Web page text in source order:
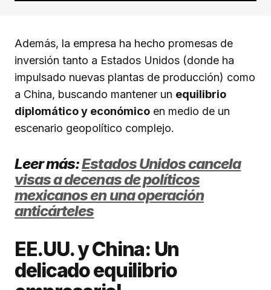
Además, la empresa ha hecho promesas de
inversión tanto a Estados Unidos (donde ha
impulsado nuevas plantas de producción) como
a China, buscando mantener un equilibrio
diplomático y económico en medio de un
escenario geopolítico complejo.
Leer más:Estados Unidos cancela
visas a decenas de políticos
mexicanos en una operación
anticárteles
EE.UU. y China: Un
delicado equilibrio